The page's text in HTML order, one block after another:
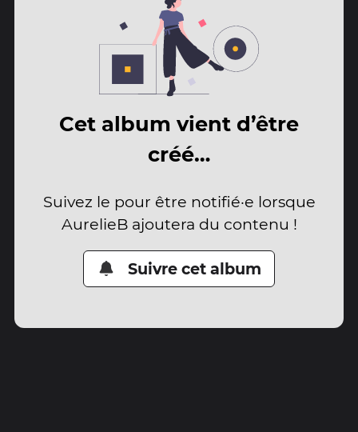
Cet album vient d’être
créé…
Suivez le pour être notifié·e lorsque
AurelieB ajoutera du contenu !
Suivre cet album